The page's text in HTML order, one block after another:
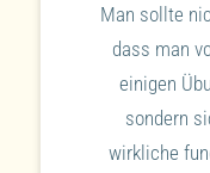
Man sollte
dass man
einigen
sondern
wirkliche